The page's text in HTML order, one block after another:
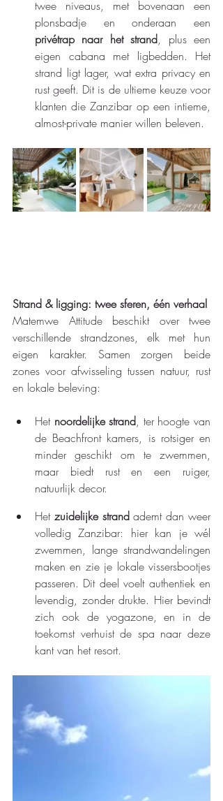
twee niveaus, met bovenaan een
privétrap naar het strand, plus een
eigen cabana met ligbedden. Het
strand ligt lager, wat extra privacy en
rust geeft. Dit is de ultieme keuze voor
klanten die Zanzibar op een intieme,
almost-private manier willen beleven.
Strand & ligging: twee sferen, één verhaal
Matemwe Attitude beschikt over twee
verschillende strandzones, elk met hun
eigen karakter. Samen zorgen beide
zones voor afwisseling tussen natuur, rust
en lokale beleving:
Het noordelijke strand, ter hoogte van
de Beachfront kamers, is rotsiger en
minder geschikt om te zwemmen,
maar biedt rust en een ruiger,
natuurlijk decor.
Het zuidelijke strand ademt dan weer
volledig Zanzibar: hier kan je wél
zwemmen, lange strandwandelingen
maken en zie je lokale vissersbootjes
passeren. Dit deel voelt authentiek en
levendig, zonder drukte. Hier bevindt
zich ook de yogazone, en in de
toekomst verhuist de spa naar deze
kant van het resort.